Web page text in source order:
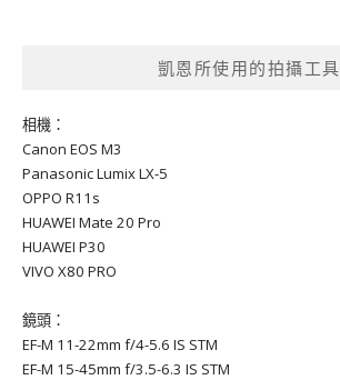
凱恩所使用的拍攝工具
相機：
Canon EOS M3
Panasonic Lumix LX-5
OPPO R11s
HUAWEI Mate 20 Pro
HUAWEI P30
VIVO X80 PRO
鏡頭：
EF-M 11-22mm f/4-5.6 IS STM
EF-M 15-45mm f/3.5-6.3 IS STM